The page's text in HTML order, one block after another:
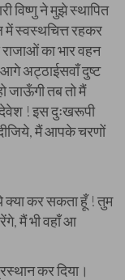
विष्णु ने मुझे स्थापित
में स्वस्थचित्त रहकर
का भार वहन
अट्ठाईसवाँ दुष्ट
जाऊँगी तब तो मैं
! इस दुःखरूपी
मैं आपके चरणों
क्या कर सकता हूँ ! तुम
मैं भी वहाँ आ
कर दिया।